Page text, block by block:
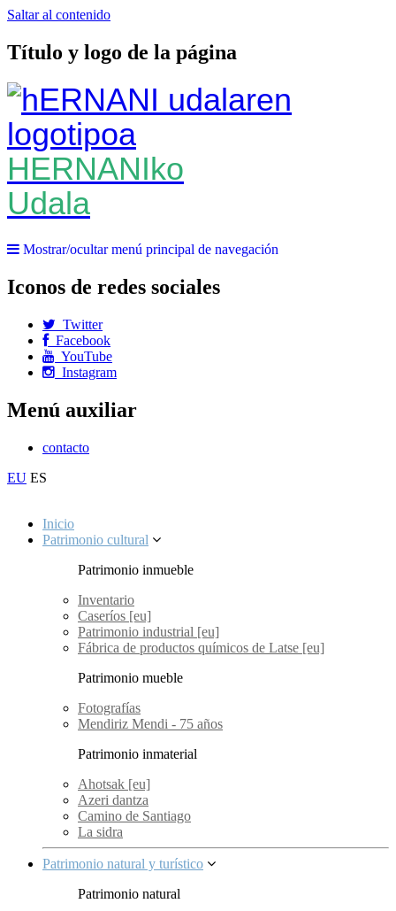
Saltar al contenido
Título y logo de la página
HERNANIko
Udala
Mostrar/ocultar menú principal de navegación
Iconos de redes sociales
Twitter
Facebook
YouTube
Instagram
Menú auxiliar
contacto
EU ES
Inicio
Patrimonio cultural
Patrimonio inmueble
Inventario
Caseríos [eu]
Patrimonio industrial [eu]
Fábrica de productos químicos de Latse [eu]
Patrimonio mueble
Fotografías
Mendiriz Mendi - 75 años
Patrimonio inmaterial
Ahotsak [eu]
Azeri dantza
Camino de Santiago
La sidra
Patrimonio natural y turístico
Patrimonio natural